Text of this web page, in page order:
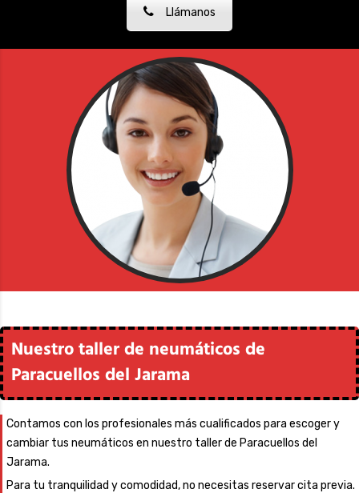
Llámanos
Nuestro taller de neumáticos de
Paracuellos del Jarama
Contamos con los profesionales más cualificados para escoger y
cambiar tus neumáticos en nuestro taller de Paracuellos del
Jarama.
Para tu tranquilidad y comodidad, no necesitas reservar cita previa.